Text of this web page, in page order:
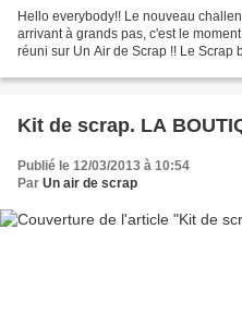
Hello everybody!! Le nouveau
arrivant à grands pas, c'est le
réuni sur Un Air de Scrap !! Le Scrap
Kit de scrap. LA
Publié le 12/03/2013 à 10:54
Par Un air de scrap